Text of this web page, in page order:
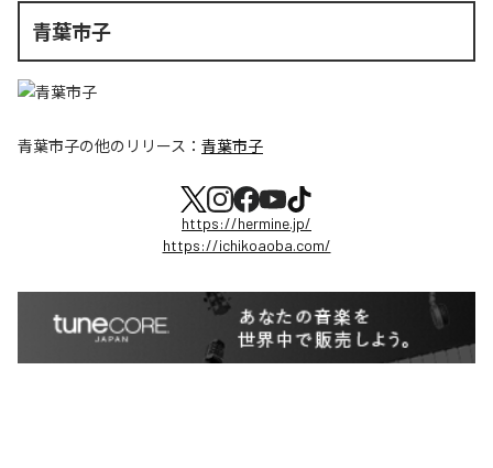
青葉市子
青葉市子の他のリリース： 青葉市子
https://hermine.jp/
https://ichikoaoba.com/